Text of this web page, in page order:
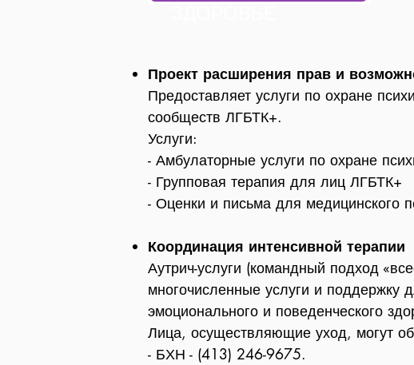
Проект расширения прав и
Предоставляет услуги по охране
сообществ ЛГБТК+.
Услуги:
- Амбулаторные услуги по охране
- Групповая терапия для лиц ЛГБТК+
- Оценки и письма для медицинского
Координация интенсивной терапии
Аутрич-услуги (командный подход
многочисленные услуги и
эмоционального и поведенческого
Лица, осуществляющие уход, могут
- БХН - (413) 246-9675.